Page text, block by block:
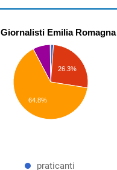
Giornalisti Emilia Romagna
26.3%
64.8%
praticanti